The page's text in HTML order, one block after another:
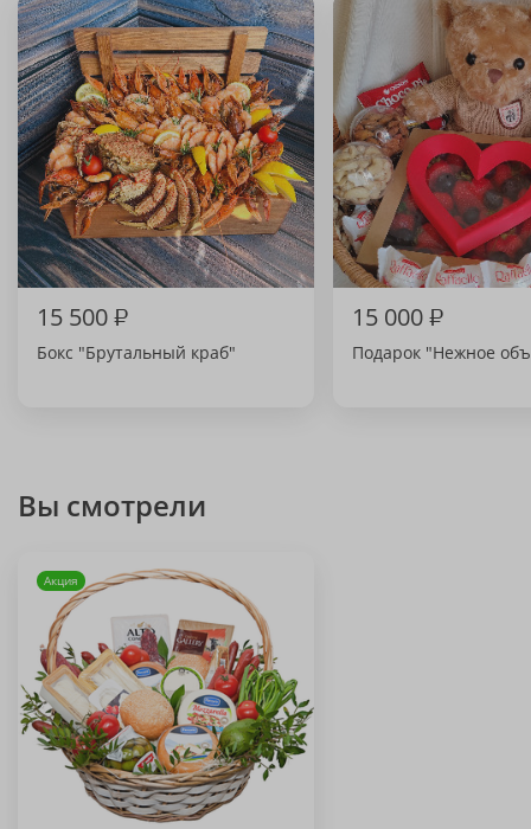
15 500₽
Бокс "Брутальный краб"
15 000₽
Подарок "Нежное
Вы смотрели
Акция